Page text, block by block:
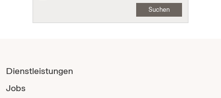
Suchen
Dienstleistungen
Jobs